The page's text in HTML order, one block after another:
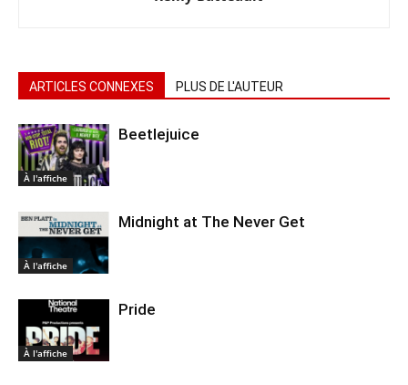
ARTICLES CONNEXES PLUS DE L'AUTEUR
À l'affiche
Beetlejuice
À l'affiche
Midnight at The Never Get
À l'affiche
Pride